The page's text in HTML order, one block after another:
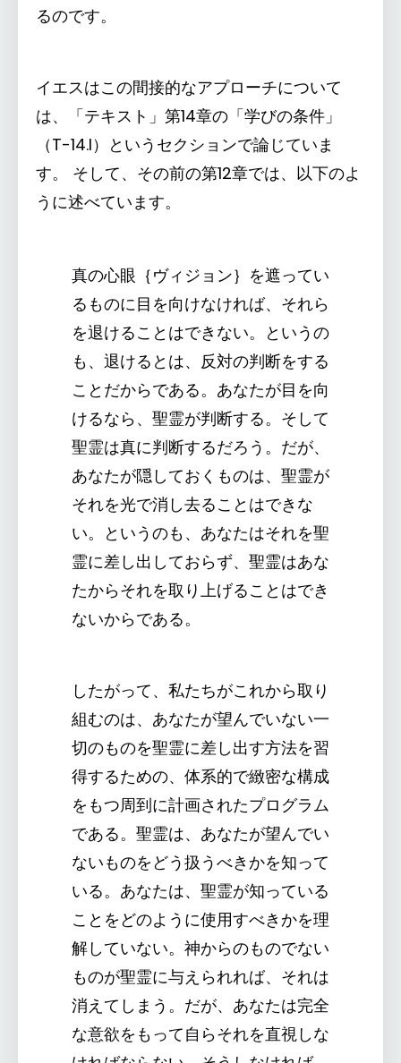
るのです。
イエスはこの間接的なアプローチについて
は、「テキスト」第14章の「学びの条件」
（T-14.I）というセクションで論じていま
す。 そして、その前の第12章では、以下のよ
うに述べています。
真の心眼｛ヴィジョン｝を遮ってい
るものに目を向けなければ、それら
を退けることはできない。というの
も、退けるとは、反対の判断をする
ことだからである。あなたが目を向
けるなら、聖霊が判断する。そして
聖霊は真に判断するだろう。だが、
あなたが隠しておくものは、聖霊が
それを光で消し去ることはできな
い。というのも、あなたはそれを聖
霊に差し出しておらず、聖霊はあな
たからそれを取り上げることはでき
ないからである。
したがって、私たちがこれから取り
組むのは、あなたが望んでいない一
切のものを聖霊に差し出す方法を習
得するための、体系的で緻密な構成
をもつ周到に計画されたプログラム
である。聖霊は、あなたが望んでい
ないものをどう扱うべきかを知って
いる。あなたは、聖霊が知っている
ことをどのように使用すべきかを理
解していない。神からのものでない
ものが聖霊に与えられれば、それは
消えてしまう。だが、あなたは完全
な意欲をもって自らそれを直視しな